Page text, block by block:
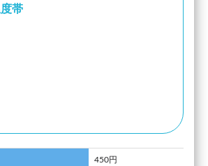
帯
450円